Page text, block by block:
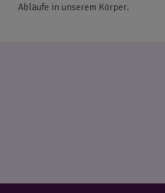
Abläufe in unserem Körper.